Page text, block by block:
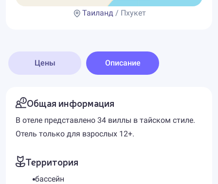
Таиланд / Пхукет
Цены Описание
Общая информация
В отеле представлено 34 виллы в тайском стиле.
Отель только для взрослых 12+.
Территория
бассейн